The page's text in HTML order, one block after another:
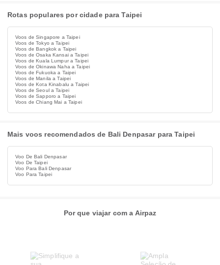
Rotas populares por cidade para Taipei
Voos de Singapore a Taipei
Voos de Tokyo a Taipei
Voos de Bangkok a Taipei
Voos de Osaka Kansai a Taipei
Voos de Kuala Lumpur a Taipei
Voos de Okinawa Naha a Taipei
Voos de Fukuoka a Taipei
Voos de Manila a Taipei
Voos de Kota Kinabalu a Taipei
Voos de Seoul a Taipei
Voos de Sapporo a Taipei
Voos de Chiang Mai a Taipei
Mais voos recomendados de Bali Denpasar para Taipei
Voo De Bali Denpasar
Voo De Taipei
Voo Para Bali Denpasar
Voo Para Taipei
Por que viajar com a Airpaz